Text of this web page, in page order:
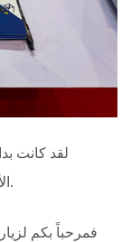
لقد كانت
الأصدقاء في هذا المجال خلال اليومين المقبلين.